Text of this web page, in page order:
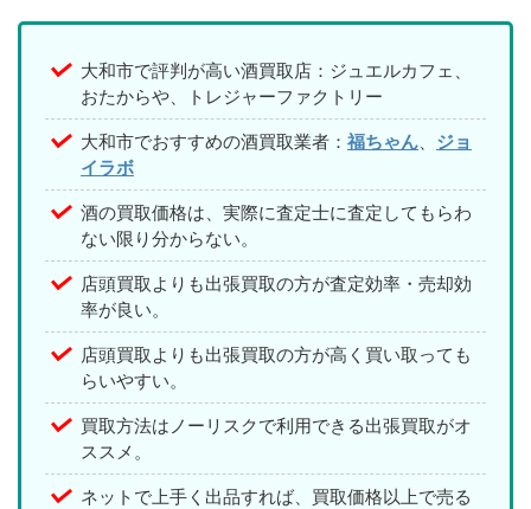
大和市で評判が高い酒買取店：ジュエルカフェ、
おたからや、トレジャーファクトリー
大和市でおすすめの酒買取業者： 福ちゃん
ジョ
イラボ
酒の買取価格は、実際に査定士に査定してもらわ
ない限り分からない。
店頭買取よりも出張買取の方が査定効率・売却効
率が良い。
店頭買取よりも出張買取の方が高く買い取っても
らいやすい。
買取方法はノーリスクで利用できる出張買取がオ
ススメ。
ネットで上手く出品すれば、買取価格以上で売る